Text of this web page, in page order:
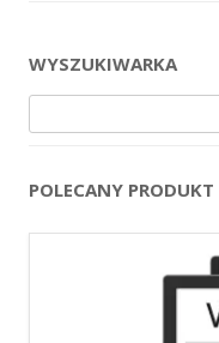
WYSZUKIWARKA
POLECANY PRODUKT